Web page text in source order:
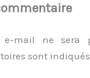
e-mail ne sera
sont